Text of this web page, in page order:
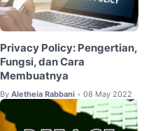
Privacy Policy: Pengertian,
Fungsi, dan Cara
Membuatnya
By Aletheia Rabbani • 08 May 2022